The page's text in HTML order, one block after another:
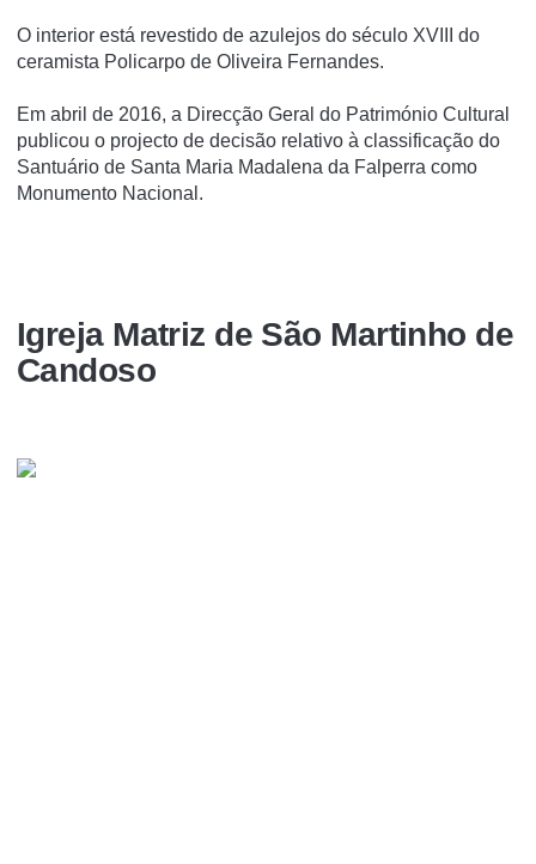
O interior está revestido de azulejos do século XVIII do
ceramista Policarpo de Oliveira Fernandes.
Em abril de 2016, a Direcção Geral do Património Cultural
publicou o projecto de decisão relativo à classificação do
Santuário de Santa Maria Madalena da Falperra como
Monumento Nacional.
Igreja Matriz de São Martinho de
Candoso